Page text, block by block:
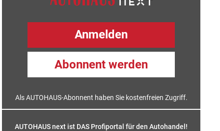
Anmelden
Abonnent werden
Als AUTOHAUS-Abonnent haben Sie kostenfreien Zugriff.
AUTOHAUS next ist DAS Profiportal für den Autohandel!